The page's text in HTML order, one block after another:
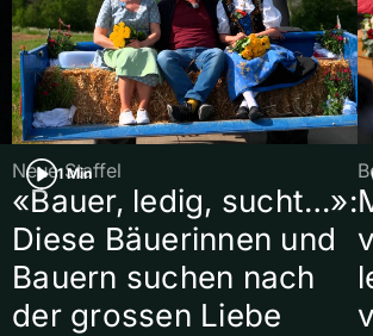
1 Min
Neue Staffel
«Bauer, ledig, sucht…»:
Diese Bäuerinnen und
Bauern suchen nach
der grossen Liebe